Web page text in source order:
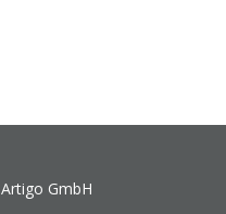
Artigo GmbH